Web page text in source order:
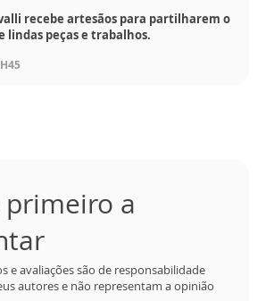
recebe artesãos para partilharem o
lindas peças e trabalhos.
primeiro a
e avaliações são de responsabilidade
autores e não representam a opinião